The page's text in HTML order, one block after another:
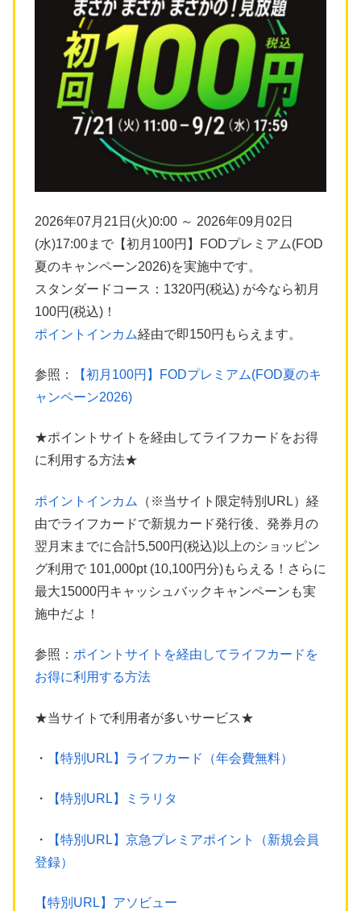
2026年07月21日(火)0:00 ～ 2026年09月02日
(水)17:00まで【初月100円】FODプレミアム(FOD
夏のキャンペーン2026)を実施中です。
スタンダードコース：1320円(税込) が今なら初月
100円(税込)！
ポイントインカム経由で即150円もらえます。
参照：
【初月100円】FODプレミアム(FOD夏のキ
ャンペーン2026)
★ポイントサイトを経由してライフカードをお得
に利用する方法★
ポイントインカム
（※当サイト限定特別URL）経
由でライフカードで新規カード発行後、発券月の
翌月末までに合計5,500円(税込)以上のショッピン
グ利用で 101,000pt (10,100円分)もらえる！さらに
最大15000円キャッシュバックキャンペーンも実
施中だよ！
参照： ポイントサイトを経由してライフカードを
お得に利用する方法
★当サイトで利用者が多いサービス★
・ 【特別URL】ライフカード（年会費無料）
・ 【特別URL】ミラリタ
・
【特別URL】京急プレミアポイント（新規会員
登録）
【特別URL】アソビュー